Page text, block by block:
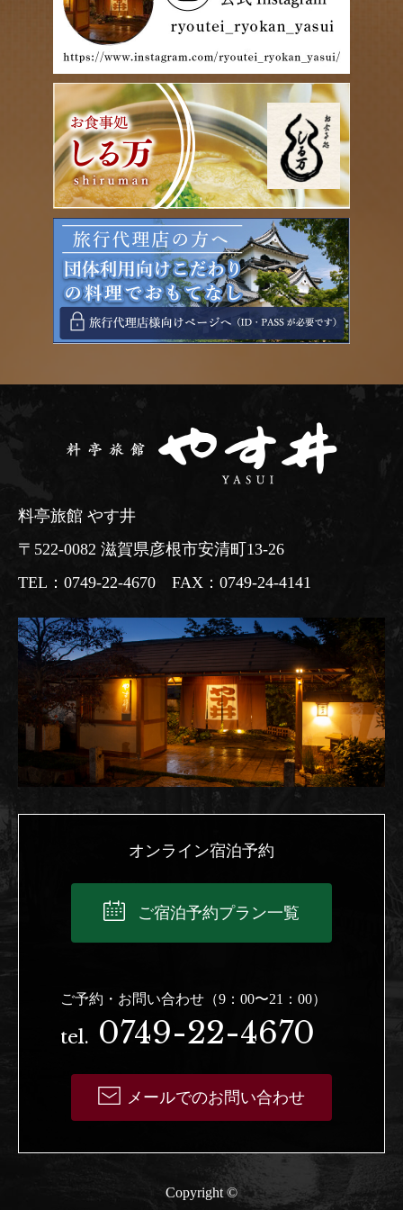
料亭旅館 やす井
〒522-0082 滋賀県彦根市安清町13-26
TEL：0749-22-4670 FAX：0749-24-4141
オンライン宿泊予約
ご宿泊予約プラン一覧
ご予約・お問い合わせ（9：00〜21：00）
tel. 0749-22-4670
メールでのお問い合わせ
Copyright ©